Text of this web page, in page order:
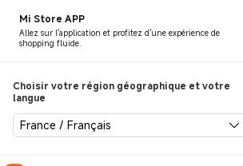
Mi Store APP
Allez sur l'application et profitez d'une expérience de
shopping fluide.
Choisir votre région géographique et votre
langue
France / Français